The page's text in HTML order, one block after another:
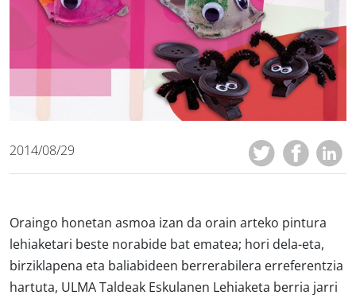
2014/08/29
Oraingo honetan asmoa izan da orain arteko pintura
lehiaketari beste norabide bat ematea; hori dela-eta,
birziklapena eta baliabideen berrerabilera erreferentzia
hartuta, ULMA Taldeak Eskulanen Lehiaketa berria jarri